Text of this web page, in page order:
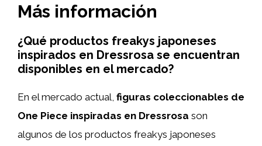
Más información
¿Qué productos freakys japoneses
inspirados en Dressrosa se encuentran
disponibles en el mercado?
En el mercado actual, figuras coleccionables de
One Piece inspiradas en Dressrosa son
algunos de los productos freakys japoneses